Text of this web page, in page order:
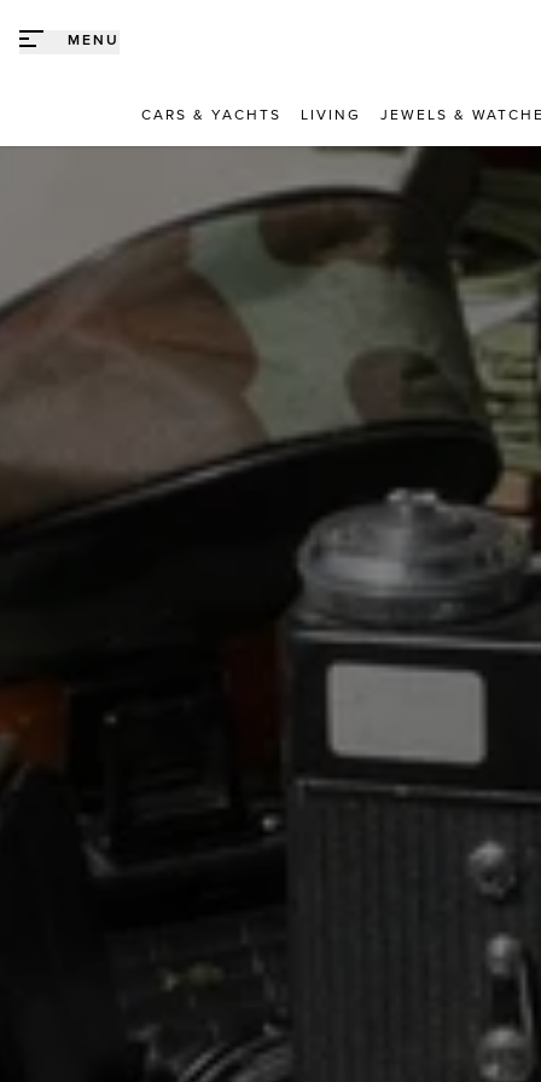
MENU
CARS & YACHTS LIVING JEWELS &